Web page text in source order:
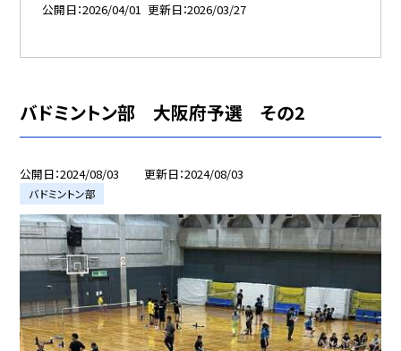
公開日 2026/04/01 更新日 2026/03/27
バドミントン部 大阪府予選 その2
公開日 2024/08/03 更新日 2024/08/03
バドミントン部